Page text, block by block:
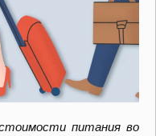
питания во